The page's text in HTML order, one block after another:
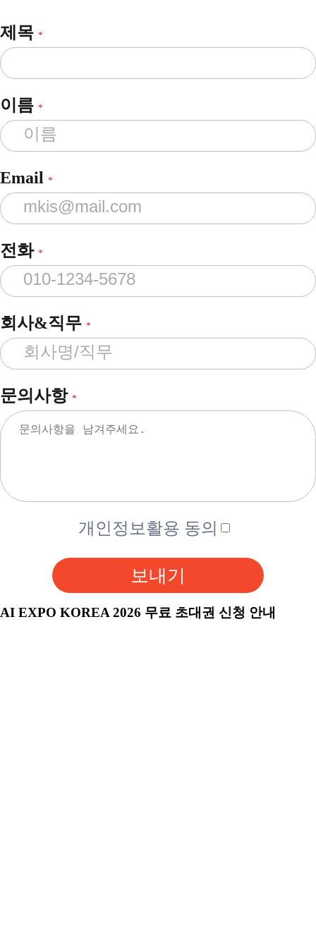
제목 *
이름 *
Email *
전화 *
회사&직무 *
문의사항 *
개인정보활용 동의
보내기
AI EXPO KOREA 2026 무료 초대권 신청 안내